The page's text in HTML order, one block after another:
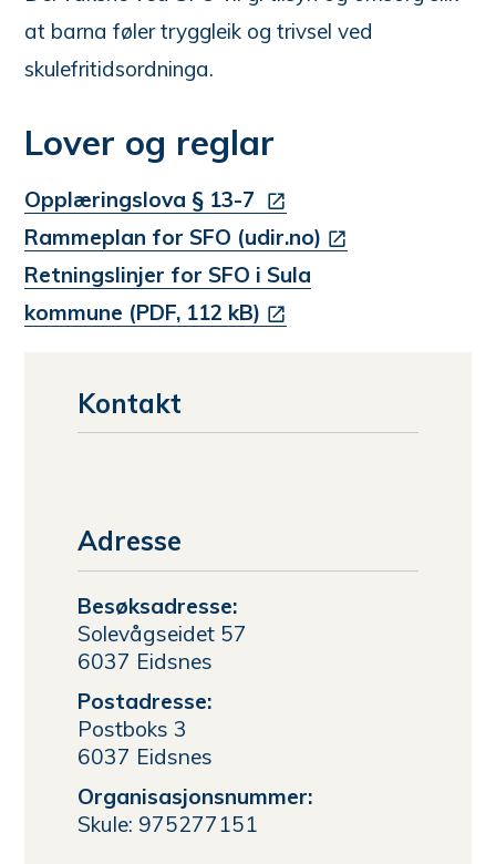
at barna føler tryggleik og trivsel ved
skulefritidsordninga.
Lover og reglar
Opplæringslova § 13-7
Rammeplan for SFO (udir.no)
Retningslinjer for SFO i Sula
kommune (PDF, 112 kB)
Kontakt
Adresse
Besøksadresse:
Solevågseidet 57
6037 Eidsnes
Postadresse:
Postboks 3
6037 Eidsnes
Organisasjonsnummer:
Skule: 975277151